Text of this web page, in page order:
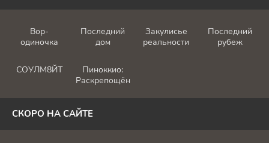
Вор-
одиночка
Последний
дом
Закулисье
реальности
Последний
рубеж
СОУЛМ8ЙТ
Пиноккио:
Раскрепощённый
СКОРО НА САЙТЕ